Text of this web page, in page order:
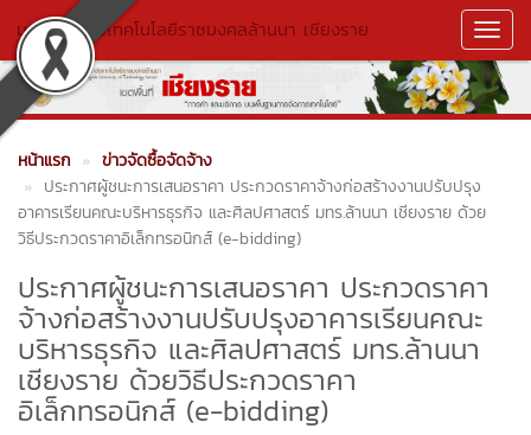
มหาวิทยาลัยเทคโนโลยีราชมงคลล้านนา เชียงราย
หน้าแรก
ข่าวจัดซื้อจัดจ้าง
ประกาศผู้ชนะการเสนอราคา ประกวดราคาจ้างก่อสร้างงานปรับปรุง
อาคารเรียนคณะบริหารธุรกิจ และศิลปศาสตร์ มทร.ล้านนา เชียงราย ด้วย
วิธีประกวดราคาอิเล็กทรอนิกส์ (e-bidding)
ประกาศผู้ชนะการเสนอราคา ประกวดราคา
จ้างก่อสร้างงานปรับปรุงอาคารเรียนคณะ
บริหารธุรกิจ และศิลปศาสตร์ มทร.ล้านนา
เชียงราย ด้วยวิธีประกวดราคา
อิเล็กทรอนิกส์ (e-bidding)